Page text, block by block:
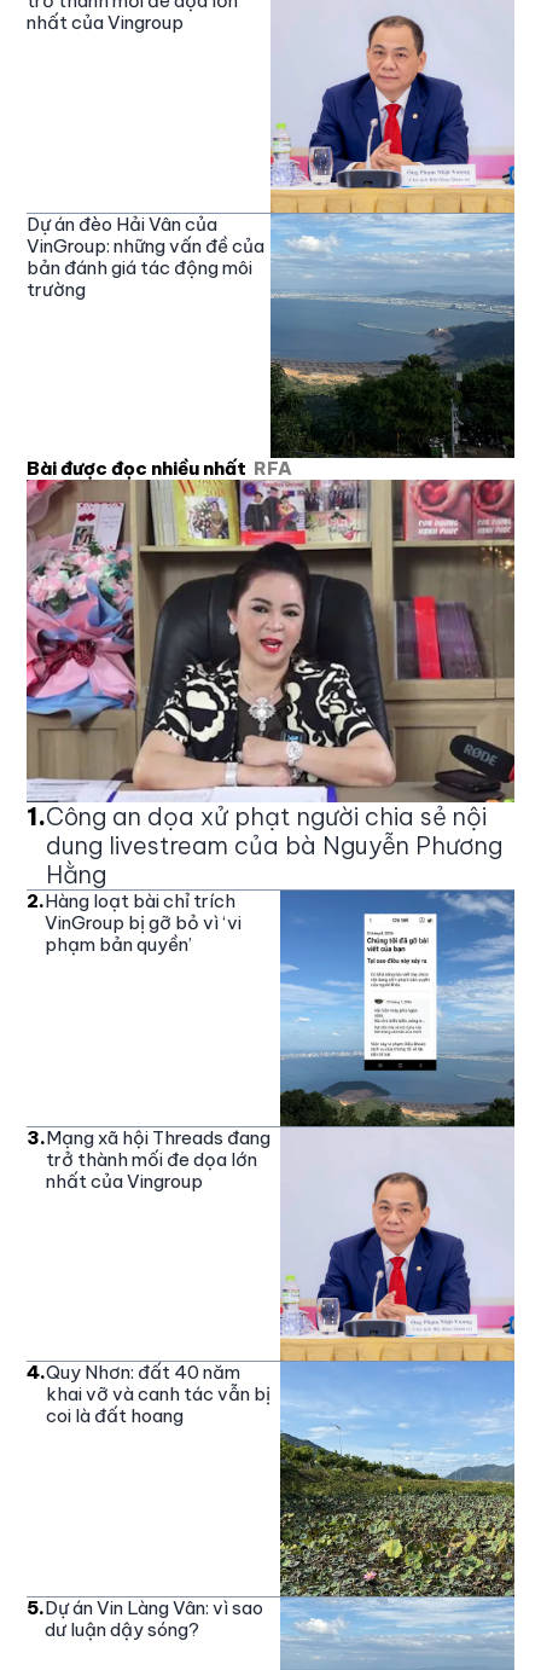
nhất của Vingroup
Dự án đèo Hải Vân của
VinGroup: những vấn đề của
bản đánh giá tác động môi
trường
Bài được đọc nhiều nhất RFA
1.Công an dọa xử phạt người chia sẻ nội
dung livestream của bà Nguyễn Phương
Hằng
2.Hàng loạt bài chỉ trích
VinGroup bị gỡ bỏ vì ‘vi
phạm bản quyền’
3.Mạng xã hội Threads đang
trở thành mối đe dọa lớn
nhất của Vingroup
4.Quy Nhơn: đất 40 năm
khai vỡ và canh tác vẫn bị
coi là đất hoang
5.Dự án Vin Làng Vân: vì sao
dư luận dậy sóng?